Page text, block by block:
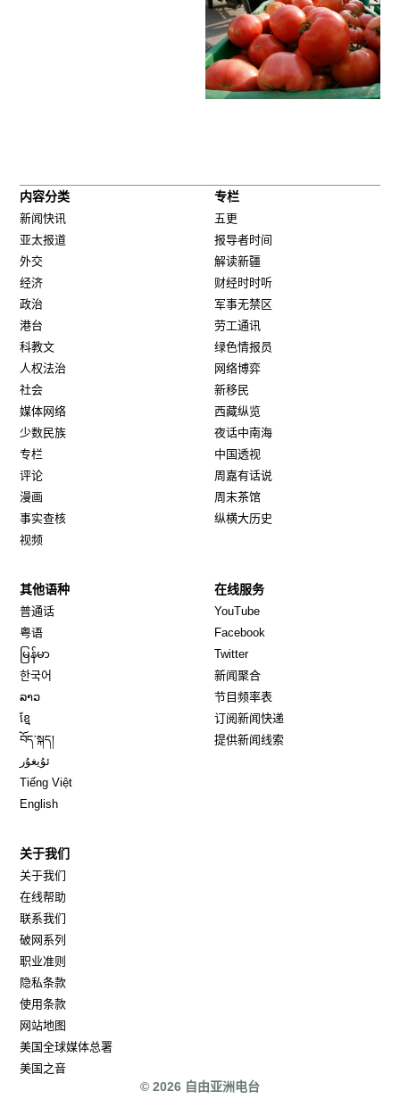
内容分类
新闻快讯
亚太报道
外交
经济
政治
港台
科教文
人权法治
社会
媒体网络
少数民族
专栏
评论
漫画
事实查核
视频
专栏
五更
报导者时间
解读新疆
财经时时听
军事无禁区
劳工通讯
绿色情报员
网络博弈
新移民
西藏纵览
夜话中南海
中国透视
周嘉有话说
周末茶馆
纵横大历史
其他语种
普通话
粤语
မြန်မာ
한국어
ລາວ
ខ្មែ
བོད་སྐད།
ئۇيغۇر
Tiếng Việt
English
在线服务
YouTube
Facebook
TwitterOpens in new window
新闻聚合
节目频率表
订阅新闻快递
提供新闻线索
关于我们
关于我们
在线帮助
联系我们
破网系列
职业准则
隐私条款
使用条款
网站地图
美国全球媒体总署
美国之音
© 2026 自由亚洲电台